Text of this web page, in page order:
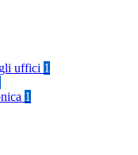
uffici 1
1